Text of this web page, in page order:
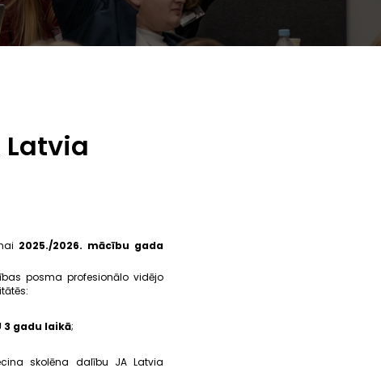
2025./2026. mācību gada
posma profesionālo vidējo
3 gadu laikā;
skolēna dalību JA Latvia